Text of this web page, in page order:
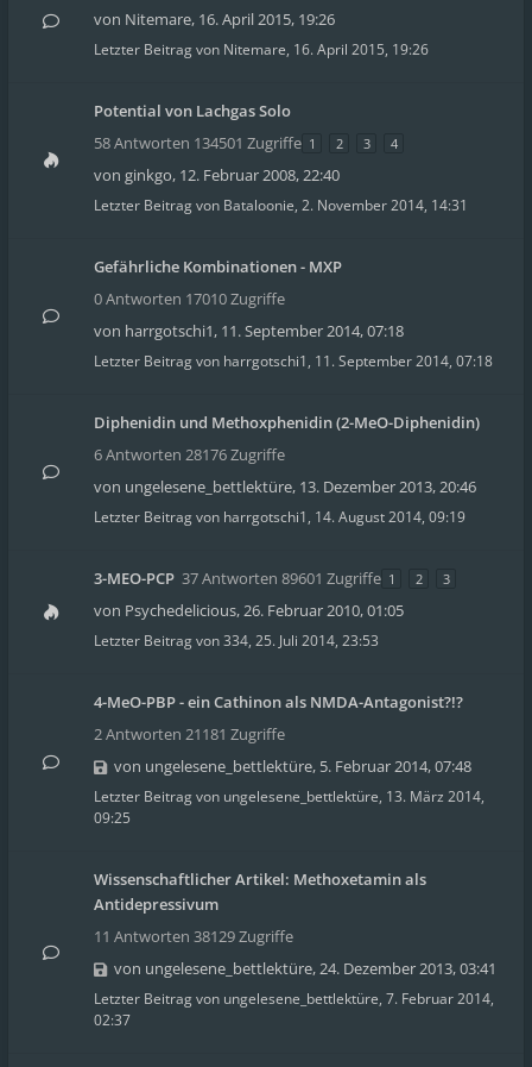
von Nitemare, 16. April 2015, 19:26
Letzter Beitrag von Nitemare, 16. April 2015, 19:26
Potential von Lachgas Solo
58 Antworten 134501 Zugriffe 1 2 3 4
von ginkgo, 12. Februar 2008, 22:40
Letzter Beitrag von Bataloonie, 2. November 2014, 14:31
Gefährliche Kombinationen - MXP
0 Antworten 17010 Zugriffe
von harrgotschi1, 11. September 2014, 07:18
Letzter Beitrag von harrgotschi1, 11. September 2014, 07:18
Diphenidin und Methoxphenidin (2-MeO-Diphenidin)
6 Antworten 28176 Zugriffe
von ungelesene_bettlektüre, 13. Dezember 2013, 20:46
Letzter Beitrag von harrgotschi1, 14. August 2014, 09:19
3-MEO-PCP 37 Antworten 89601 Zugriffe 1 2 3
von Psychedelicious,26. Februar 2010, 01:05
Letzter Beitrag von334, 25. Juli 2014, 23:53
4-MeO-PBP - ein Cathinon als NMDA-Antagonist?!?
2 Antworten 21181 Zugriffe
von ungelesene_bettlektüre, 5. Februar 2014, 07:48
Letzter Beitrag von ungelesene_bettlektüre, 13. März 2014,
09:25
Wissenschaftlicher Artikel: Methoxetamin als
Antidepressivum
11 Antworten 38129 Zugriffe
von ungelesene_bettlektüre,24. Dezember 2013, 03:41
Letzter Beitrag von ungelesene_bettlektüre, 7. Februar 2014,
02:37